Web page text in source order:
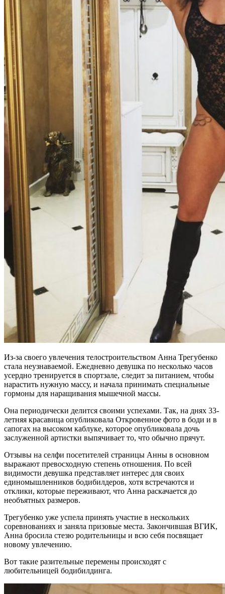
Из-за своего увлечения телостроительством Анна Трегубенко
стала неузнаваемой. Ежедневно девушка по несколько часов
усердно тренируется в спортзале, следит за питанием, чтобы
нарастить нужную массу, и начала принимать специальные
гормоны для наращивания мышечной массы.
Она периодически делится своими успехами. Так, на днях 33-
летняя красавица опубликовала Откровенное фото в боди и в
сапогах на высоком каблуке, которое опубликовала дочь
заслуженной артистки выпячивает то, что обычно прячут.
Отзывы на селфи посетителей страницы Анны в основном
выражают превосходную степень отношения. По всей
видимости девушка представляет интерес для своих
единомышленников бодибилдеров, хотя встречаются и
отклики, которые переживают, что Анна раскачается до
необъятных размеров.
Трегубенко уже успела принять участие в нескольких
соревнованиях и заняла призовые места. Закончившая ВГИК,
Анна бросила стезю родительницы и всю себя посвящает
новому увлечению.
Вот такие разительные перемены происходят с
любительницей бодибилдинга.